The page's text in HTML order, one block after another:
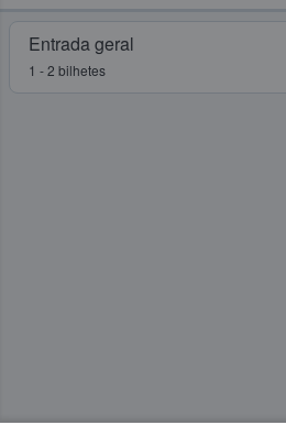
Entrada geral
1 - 2 bilhetes